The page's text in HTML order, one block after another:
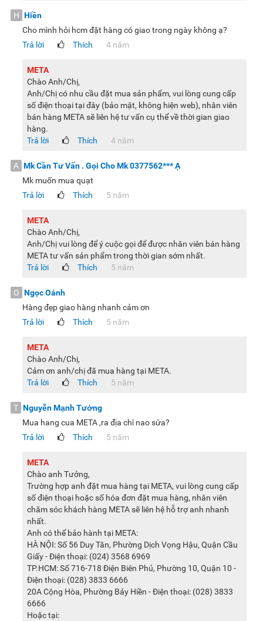
H Hiền
Cho mình hỏi hcm đặt hàng có giao trong ngày không ạ?
Trả lời
Thích 4 năm
META
Chào Anh/Chị,
Anh/Chị có nhu cầu đặt mua sản phẩm, vui lòng cung cấp
số điện thoại tại đây (bảo mật, không hiện web), nhân viên
bán hàng META sẽ liên hệ tư vấn cụ thể về thời gian giao
hàng.
Trả lời
Thích 4 năm
A Mk Cần Tư Vấn . Gọi Cho Mk0377562***Ạ
Mk muốn mua quạt
Trả lời
Thích 5 năm
META
Chào Anh/Chị,
Anh/Chị vui lòng để ý cuộc gọi để được nhân viên bán hàng
META tư vấn sản phẩm trong thời gian sớm nhất.
Trả lời
Thích 5 năm
O Ngọc Oánh
Hàng đẹp giao hàng nhanh cảm ơn
Trả lời
Thích 5 năm
META
Chào Anh/Chị,
Cảm ơn anh/chị đã mua hàng tại META.
Trả lời
Thích 5 năm
T Nguyễn Mạnh Tưởng
Mua hang cua META ,ra địa chỉ nao sửa?
Trả lời
Thích 5 năm
META
Chào anh Tưởng,
Trường hợp anh đặt mua hàng tại META, vui lòng cung cấp
số điện thoại hoặc số hóa đơn đặt mua hàng, nhân viên
chăm sóc khách hàng META sẽ liên hệ hỗ trợ anh nhanh
nhất.
Anh có thể bảo hành tại META:
HÀ NỘI: Số 56 Duy Tân, Phường Dịch Vọng Hậu, Quận Cầu
Giấy - Điện thoại: (024) 3568 6969
TP.HCM: Số 716-718 Điện Biên Phủ, Phường 10, Quận 10 -
Điện thoại: (028) 3833 6666
20A Cộng Hòa, Phường Bảy Hiền - Điện thoại: (028) 3833
6666
Hoặc tại: